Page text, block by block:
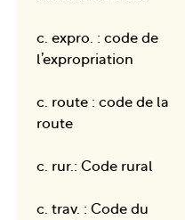
c. expro. : code de
l’expropriation
c. route : code de la
route
c. rur.: Code rural
c. trav. : Code du